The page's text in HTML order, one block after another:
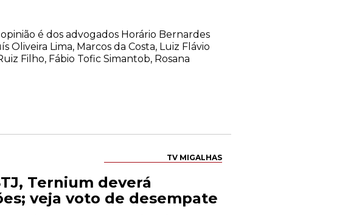
é dos advogados Horário Bernardes
Oliveira Lima, Marcos da Costa, Luiz Flávio
Filho, Fábio Tofic Simantob, Rosana
TV MIGALHAS
Ternium deverá
veja voto de desempate